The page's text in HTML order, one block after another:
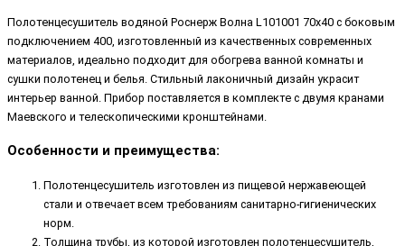
Полотенцесушитель водяной Роснерж Волна L101001 70x40 с боковым
подключением 400, изготовленный из качественных современных
материалов, идеально подходит для обогрева ванной комнаты и
сушки полотенец и белья. Стильный лаконичный дизайн украсит
интерьер ванной. Прибор поставляется в комплекте с двумя кранами
Маевского и телескопическими кронштейнами.
Особенности и преимущества:
Полотенцесушитель изготовлен из пищевой нержавеющей
стали и отвечает всем требованиям санитарно-гигиенических
норм.
Толщина трубы, из которой изготовлен полотенцесушитель,